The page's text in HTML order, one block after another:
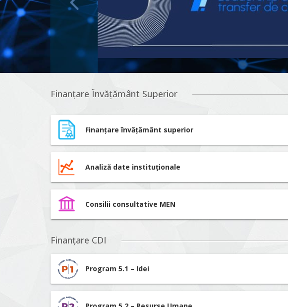
Finanțare Învățământ Superior
Finanțare învățământ superior
Analiză date instituționale
Consilii consultative MEN
Finanțare CDI
Program 5.1 – Idei